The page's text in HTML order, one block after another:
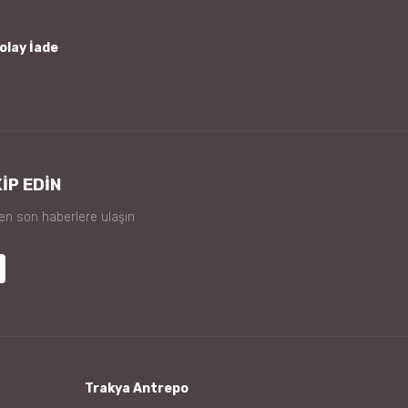
İade
EDİN
son haberlere ulaşın
Trakya Antrepo